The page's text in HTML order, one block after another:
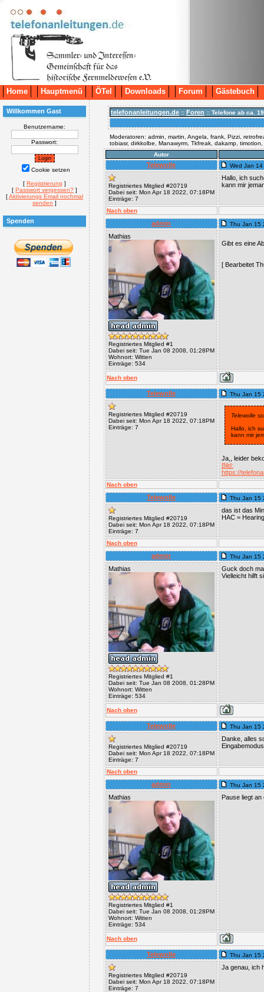
Home Hauptmenü ÖTel Downloads Forum Gästebuch
Willkommen Gast
Benutzername:
Passwort:
Cookie setzen
[ Registrierung ]
[ Passwort vergessen? ]
[Aktivierungs Email nochmal
senden ]
Spenden
telefonanleitungen.de :: Foren :: Telefone ab ca.
Moderatoren: admin, martin, Angela, frank, Pizzi,
tobiasr, dirkkolbe, Manawyrm, Tkfreak, dakamp,
Autor
Telewolle Wed Jan
Registriertes Mitglied #20719
Dabei seit: Mon Apr 18 2022, 07:18PM
Einträge: 7
Hallo, ich
kann mir
Nach oben
admin Thu Jan 15
Mathias
Registriertes Mitglied #1
Dabei seit: Tue Jan 08 2008, 01:28PM
Wohnort: Witten
Einträge: 534
Gibt es eine
[ Bearbeitet
Nach oben
Telewolle Thu Jan 15
Registriertes Mitglied #20719
Dabei seit: Mon Apr 18 2022, 07:18PM
Einträge: 7
Telewolle
Hallo, ich
kann mir
Ja,, leider
Bild:
https://
Nach oben
Telewolle Thu Jan 15
Registriertes Mitglied #20719
Dabei seit: Mon Apr 18 2022, 07:18PM
Einträge: 7
das ist das
HAC =
Nach oben
admin Thu Jan 15
Mathias
Registriertes Mitglied #1
Dabei seit: Tue Jan 08 2008, 01:28PM
Wohnort: Witten
Einträge: 534
Guck doch
Vielleicht hilft
Nach oben
Telewolle Thu Jan 15
Registriertes Mitglied #20719
Dabei seit: Mon Apr 18 2022, 07:18PM
Einträge: 7
Danke, alles
Nach oben
admin Thu Jan 15
Mathias
Registriertes Mitglied #1
Dabei seit: Tue Jan 08 2008, 01:28PM
Wohnort: Witten
Einträge: 534
Pause liegt
Nach oben
Telewolle Thu Jan 15
Registriertes Mitglied #20719
Dabei seit: Mon Apr 18 2022, 07:18PM
Einträge: 7
Ja genau, ich